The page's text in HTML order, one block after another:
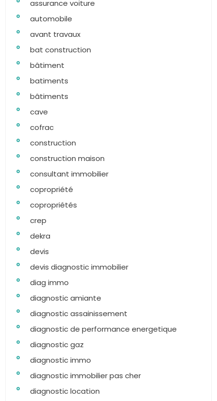
assurance voiture
automobile
avant travaux
bat construction
bâtiment
batiments
bâtiments
cave
cofrac
construction
construction maison
consultant immobilier
copropriété
copropriétés
crep
dekra
devis
devis diagnostic immobilier
diag immo
diagnostic amiante
diagnostic assainissement
diagnostic de performance energetique
diagnostic gaz
diagnostic immo
diagnostic immobilier pas cher
diagnostic location